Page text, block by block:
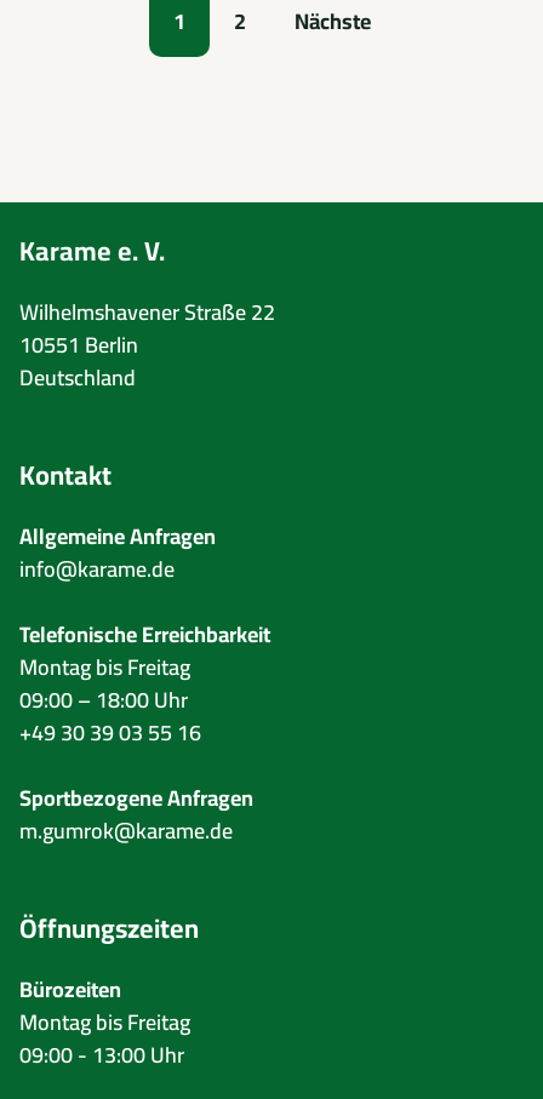
1 2 Nächste
Karame e. V.
Wilhelmshavener Straße 22
10551 Berlin
Deutschland
Kontakt
Allgemeine Anfragen
info@karame.de
Telefonische Erreichbarkeit
Montag bis Freitag
09:00 – 18:00 Uhr
+49 30 39 03 55 16
Sportbezogene Anfragen
m.gumrok@karame.de
Öffnungszeiten
Bürozeiten
Montag bis Freitag
09:00 - 13:00 Uhr